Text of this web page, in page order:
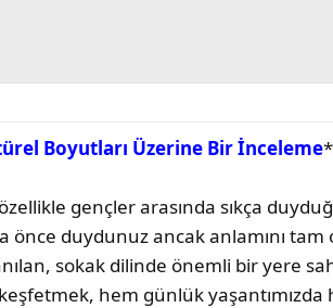
Boyutları Üzerine Bir İnceleme
gençler arasında sıkça
önce duydunuz ancak anlamını
sokak dilinde önemli bir yere
keşfetmek, hem günlük